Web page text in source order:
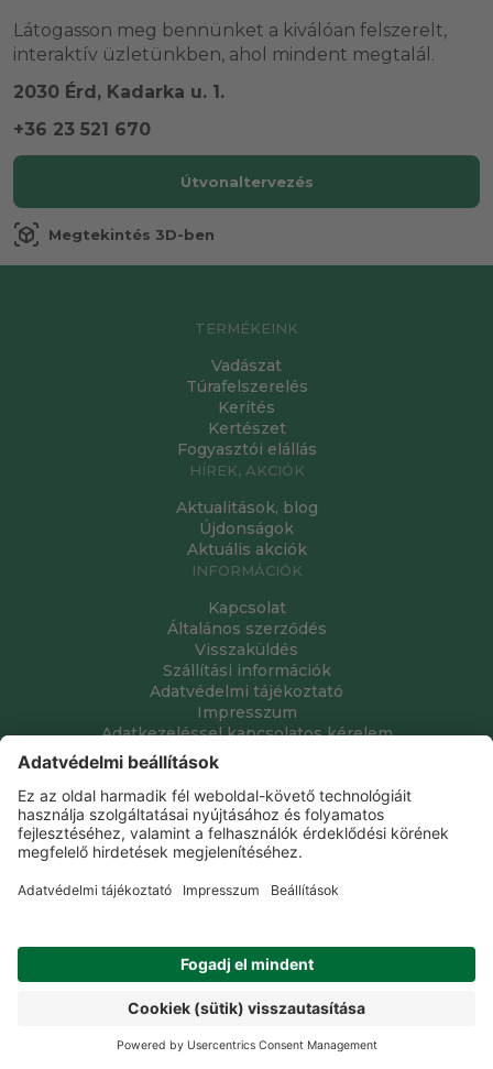
Látogasson meg bennünket a kiválóan felszerelt,
interaktív üzletünkben, ahol mindent megtalál.
2030 Érd, Kadarka u. 1.
+36 23 521 670
Útvonaltervezés
view_in_ar Megtekintés 3D-ben
TERMÉKEINK
Vadászat
Túrafelszerelés
Kerítés
Kertészet
Fogyasztói elállás
HÍREK, AKCIÓK
Aktualitások, blog
Újdonságok
Aktuális akciók
INFORMÁCIÓK
Kapcsolat
Általános szerződés
Visszaküldés
Szállítási információk
Adatvédelmi tájékoztató
Impresszum
Adatkezeléssel kapcsolatos kérelem
Grube Kft. © 2009 - 2026. Minden jog fenntartva. All rights
reserved.
Tervezte és készítette:
Vision-Software, az Octopus 8 ERP
forgalmazója.